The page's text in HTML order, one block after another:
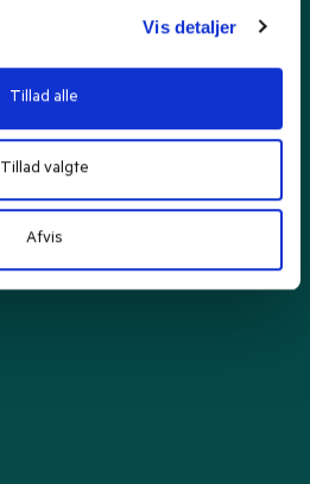
Vis detaljer
Tillad alle
Tillad valgte
Afvis